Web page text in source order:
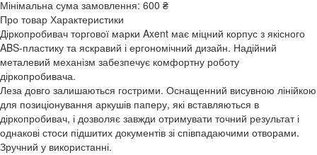
Мінімальна сума замовлення: 600 ₴
Про товар Характеристики
Діркопробивач торгової марки Axent має міцний корпус з якісного
ABS-пластику та яскравий і ергономічний дизайн. Надійний
металевий механізм забезпечує комфортну роботу
діркопробивача.
Леза довго залишаються гострими. Оснащенний висувною лінійкою
для позиціонування аркушів паперу, які вставляються в
діркопробивач, і дозволяє завжди отримувати точний результат і
однакові стоси підшитих документів зі співпадаючими отворами.
Зручний у використанні.